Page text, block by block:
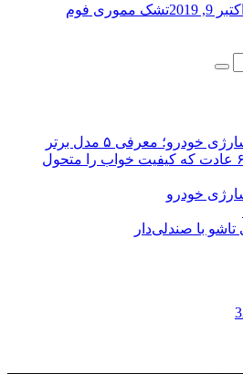
اکتبر 9, 2019 تشک مموری فوم
جستجو
خودرو؛ معرفی ۵ مدل برتر
روتین قبل از خواب؛ ۶ عادت که کیفیت خواب را متحول
خودرو
با صندلی‌دار